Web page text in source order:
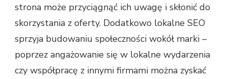
strona może przyciągnąć ich uwagę i skłonić do
skorzystania z oferty. Dodatkowo lokalne SEO
sprzyja budowaniu społeczności wokół marki –
poprzez angażowanie się w lokalne wydarzenia
czy współpracę z innymi firmami można zyskać